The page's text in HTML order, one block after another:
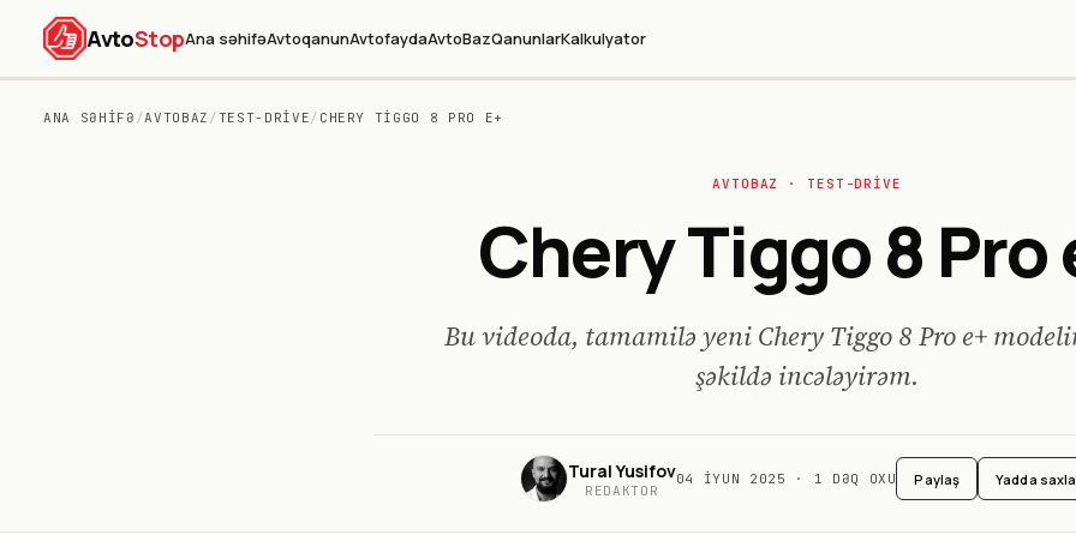
AvtoStopAna səhifəAvtoqanunAvtofaydaAvtoBazQanunlarKalkulyator
ANA SƏHIFƏ /AVTOBAZ /TEST-DRIVE/ CHERY TIGGO 8 PRO E+
AVTOBAZ · TEST-DRIVE
Chery Tiggo 8 Pro
Bu videoda, tamamilə yeni Chery Tiggo 8 Pro e+
şəkildə incələyirəm.
Tural Yusifov
REDAKTOR
04 İYUN 2025 · 1 DƏQ OXU Paylaş Yadda saxla